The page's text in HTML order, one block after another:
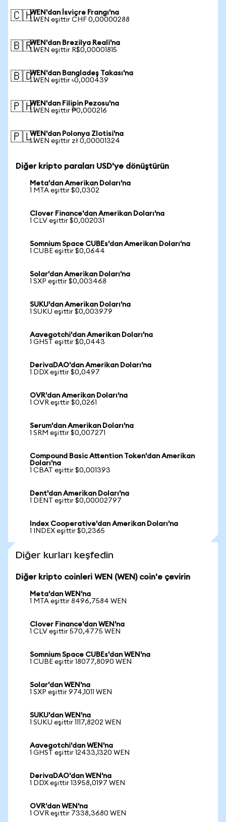
🇨🇭WEN'dan İsviçre Frangı'na
1 WEN eşittir CHF 0,00000288
🇧🇷WEN'dan Brezilya Reali'na
1 WEN eşittir R$0,00001815
🇧🇩WEN'dan Bangladeş Takası'na
1 WEN eşittir ৳0,000439
🇵🇭WEN'dan Filipin Pezosu'na
1 WEN eşittir ₱0,000216
🇵🇱WEN'dan Polonya Zlotisi'na
1 WEN eşittir zł 0,00001324
Diğer kripto paraları USD'ye dönüştürün
Meta'dan Amerikan Doları'na
1 MTA eşittir $0,0302
Clover Finance'dan Amerikan Doları'na
1 CLV eşittir $0,002031
Somnium Space CUBEs'dan Amerikan Doları'na
1 CUBE eşittir $0,0644
Solar'dan Amerikan Doları'na
1 SXP eşittir $0,003468
SUKU'dan Amerikan Doları'na
1 SUKU eşittir $0,003979
Aavegotchi'dan Amerikan Doları'na
1 GHST eşittir $0,0443
DerivaDAO'dan Amerikan Doları'na
1 DDX eşittir $0,0497
OVR'dan Amerikan Doları'na
1 OVR eşittir $0,0261
Serum'dan Amerikan Doları'na
1 SRM eşittir $0,007271
Compound Basic Attention Token'dan Amerikan
Doları'na
1 CBAT eşittir $0,001393
Dent'dan Amerikan Doları'na
1 DENT eşittir $0,00002797
Index Cooperative'dan Amerikan Doları'na
1 INDEX eşittir $0,2365
Diğer kurları keşfedin
Diğer kripto coinleri WEN (WEN) coin'e çevirin
Meta'dan WEN'na
1 MTA eşittir 8496,7584 WEN
Clover Finance'dan WEN'na
1 CLV eşittir 570,4775 WEN
Somnium Space CUBEs'dan WEN'na
1 CUBE eşittir 18077,8090 WEN
Solar'dan WEN'na
1 SXP eşittir 974,1011 WEN
SUKU'dan WEN'na
1 SUKU eşittir 1117,8202 WEN
Aavegotchi'dan WEN'na
1 GHST eşittir 12433,1320 WEN
DerivaDAO'dan WEN'na
1 DDX eşittir 13958,0197 WEN
OVR'dan WEN'na
1 OVR eşittir 7338,3680 WEN